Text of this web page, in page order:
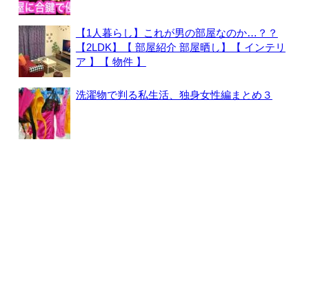
【1人暮らし】これが男の部屋なのか…？？
【2LDK】【 部屋紹介 部屋晒し】【 インテリ
ア 】【 物件 】
洗濯物で判る私生活、独身女性編まとめ３